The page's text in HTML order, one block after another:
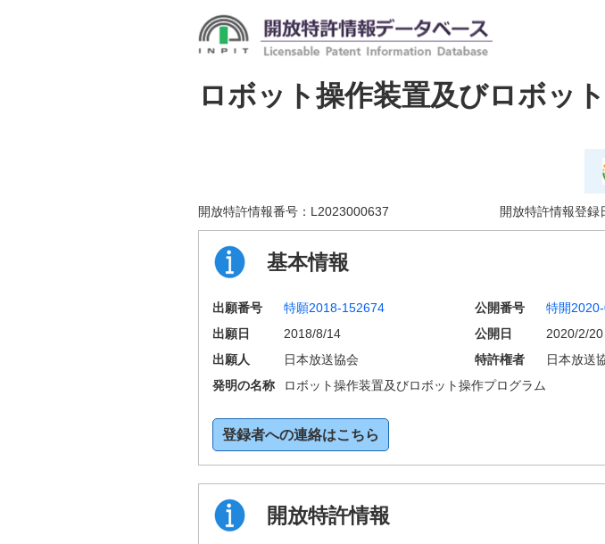
ロボット操作装置及びロボッ
開放特許情報番号： L2023000637 開放特許情報登録
基本情報
出願番号 特願2018-152674 公開番号 特開
出願日
2018/8/14 公開日
2020/2/20
出願人
日本放送協会 特許権者 日本放送
発明の名称
ロボット操作装置及びロボット操作プログラム
登録者への連絡はこちら
開放特許情報